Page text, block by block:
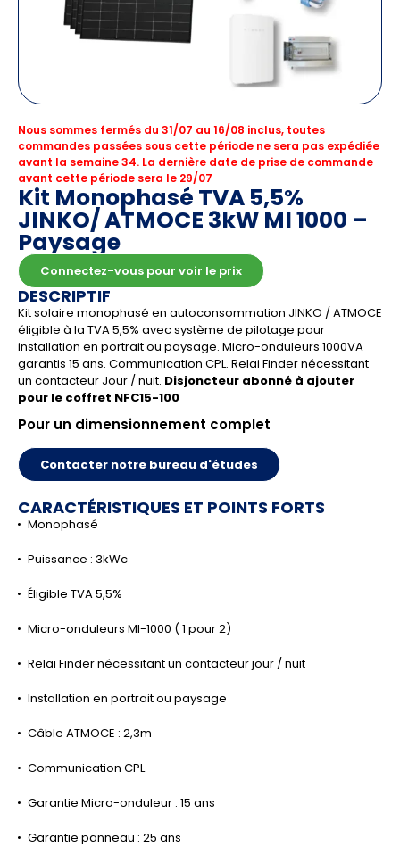
Nous sommes fermés du 31/07 au 16/08 inclus, toutes
commandes passées sous cette période ne sera pas expédiée
avant la semaine 34. La dernière date de prise de commande
avant cette période sera le 29/07
Kit Monophasé TVA 5,5%
JINKO/ ATMOCE 3kW MI 1000 –
Paysage
Connectez-vous pour voir le prix
DESCRIPTIF
Kit solaire monophasé en autoconsommation JINKO / ATMOCE
éligible à la TVA 5,5% avec système de pilotage pour
installation en portrait ou paysage. Micro-onduleurs 1000VA
garantis 15 ans. Communication CPL. Relai Finder nécessitant
un contacteur Jour / nuit. Disjoncteur abonné à ajouter
pour le coffret NFC15-100
Pour un dimensionnement complet
Contacter notre bureau d'études
CARACTÉRISTIQUES ET POINTS FORTS
Monophasé
Puissance : 3kWc
Éligible TVA 5,5%
Micro-onduleurs MI-1000 ( 1 pour 2)
Relai Finder nécessitant un contacteur jour / nuit
Installation en portrait ou paysage
Câble ATMOCE : 2,3m
Communication CPL
Garantie Micro-onduleur : 15 ans
Garantie panneau : 25 ans